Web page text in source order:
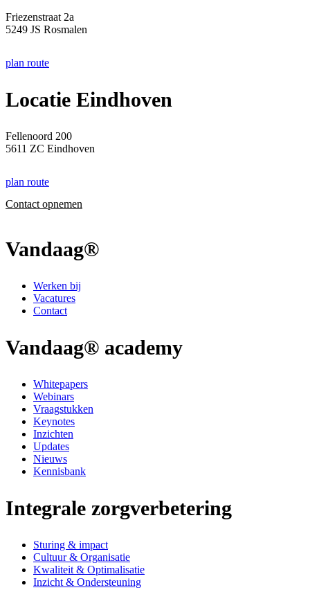
Friezenstraat 2a
5249 JS Rosmalen
plan route
Locatie Eindhoven
Fellenoord 200
5611 ZC Eindhoven
plan route
Contact opnemen
Vandaag®
Werken bij
Vacatures
Contact
Vandaag® academy
Whitepapers
Webinars
Vraagstukken
Keynotes
Inzichten
Updates
Nieuws
Kennisbank
Integrale zorgverbetering
Sturing & impact
Cultuur & Organisatie
Kwaliteit & Optimalisatie
Inzicht & Ondersteuning